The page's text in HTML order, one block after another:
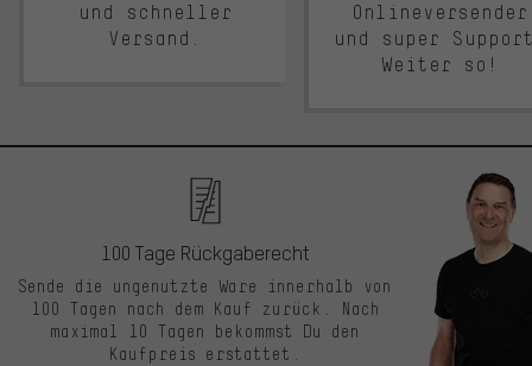
und schneller
Versand.
Onlineversender
und super
Weiter so!
100 Tage Rückgaberecht
Sende die ungenutzte Ware innerhalb von
100 Tagen nach dem Kauf zurück. Nach
maximal 10 Tagen bekommst Du den
Kaufpreis erstattet.